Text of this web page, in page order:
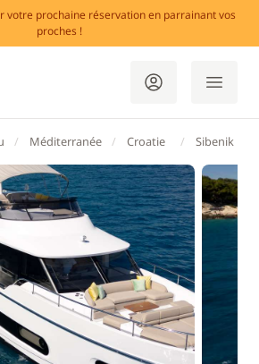
votre prochaine réservation en parrainant vos
proches !
Méditerranée Croatie Sibenik